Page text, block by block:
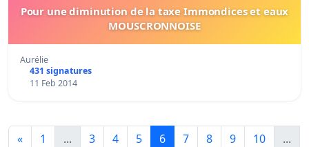
Pour une diminution de la taxe Immondices et eaux
MOUSCRONNOISE
Aurélie
431 signatures
11 Feb 2014
« 1 ... 3 4 5 6 7 8 9 10
...